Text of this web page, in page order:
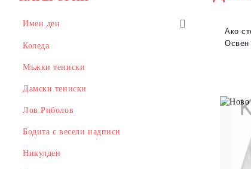
Имен ден
Антоновден и Атанасовден
Тодоровден
Гергьовден
Петровден
Александър
Петковден
Коледа
Мъжки тениски
Дамски тениски
Лов Риболов
Бодита с весели надписи
Никулден
Ако
Освен